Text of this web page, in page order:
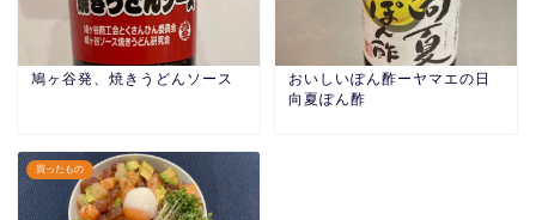
鳩ヶ谷発、焼きうどんソース
おいしいぽん酢ーヤマエの日
向夏ぽん酢
買ったもの